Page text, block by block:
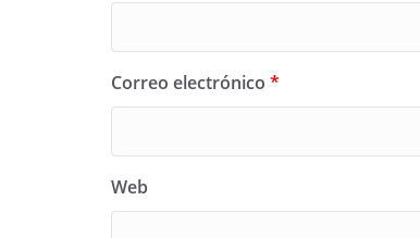
Correo electrónico *
Web